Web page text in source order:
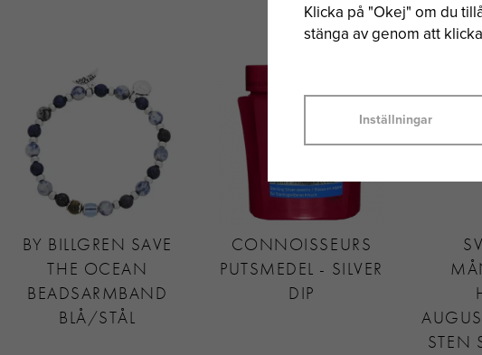
BY BILLGREN SAVE
THE OCEAN
BEADSARMBAND
BLÅ/STÅL
CONNOISSEURS
PUTSMEDEL - SILVER
DIP
STEN
Klicka på "Okej" om du
stänga av genom att
Inställningar